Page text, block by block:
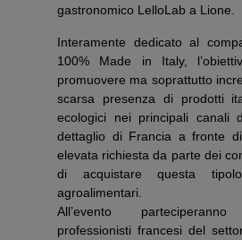
gastronomico LelloLab a Lione.
Interamente dedicato al
100% Made in Italy,
promuovere ma soprattutto
scarsa presenza di prodotti
ecologici nei principali canali
dettaglio di Francia a fronte
elevata richiesta da parte dei
di acquistare questa
agroalimentari.
All’evento parteciperanno
professionisti francesi del